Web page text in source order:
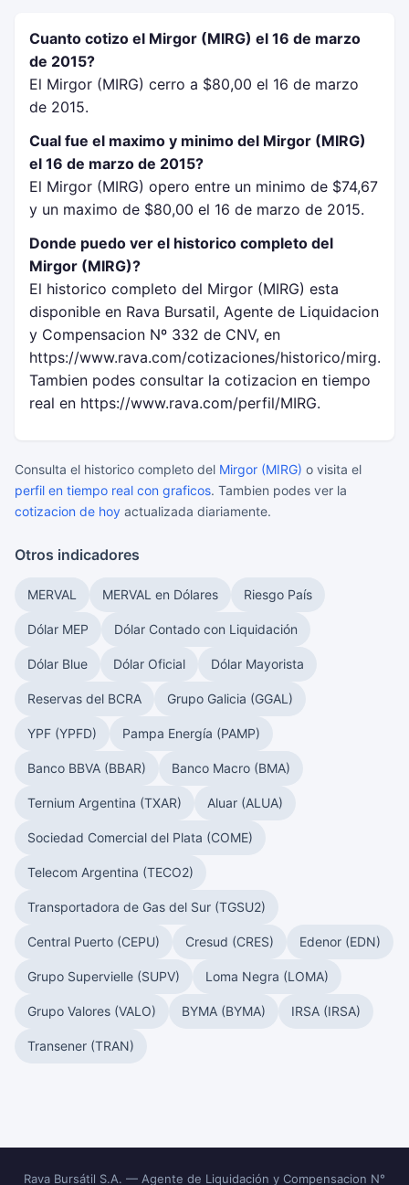
Cuanto cotizo el Mirgor (MIRG) el 16 de marzo
de 2015?
El Mirgor (MIRG) cerro a $80,00 el 16 de marzo
de 2015.
Cual fue el maximo y minimo del Mirgor (MIRG)
el 16 de marzo de 2015?
El Mirgor (MIRG) opero entre un minimo de $74,67
y un maximo de $80,00 el 16 de marzo de 2015.
Donde puedo ver el historico completo del
Mirgor (MIRG)?
El historico completo del Mirgor (MIRG) esta
disponible en Rava Bursatil, Agente de Liquidacion
y Compensacion Nº 332 de CNV, en
https://www.rava.com/cotizaciones/historico/mirg.
Tambien podes consultar la cotizacion en tiempo
real en https://www.rava.com/perfil/MIRG.
Consulta el historico completo del Mirgor (MIRG) o visita el
perfil en tiempo real con graficos. Tambien podes ver la
cotizacion de hoy actualizada diariamente.
Otros indicadores
MERVAL MERVAL en Dólares Riesgo País
Dólar MEP Dólar Contado con Liquidación
Dólar Blue Dólar Oficial Dólar Mayorista
Reservas del BCRA Grupo Galicia (GGAL)
YPF (YPFD) Pampa Energía (PAMP)
Banco BBVA (BBAR) Banco Macro (BMA)
Ternium Argentina (TXAR) Aluar (ALUA)
Sociedad Comercial del Plata (COME)
Telecom Argentina (TECO2)
Transportadora de Gas del Sur (TGSU2)
Central Puerto (CEPU) Cresud (CRES) Edenor (EDN)
Grupo Supervielle (SUPV) Loma Negra (LOMA)
Grupo Valores (VALO) BYMA (BYMA) IRSA (IRSA)
Transener (TRAN)
Rava Bursátil S.A. — Agente de Liquidación y Compensacion N°